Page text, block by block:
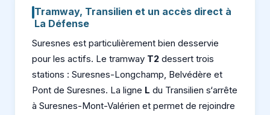
Tramway, Transilien et un accès direct à
La Défense
Suresnes est particulièrement bien desservie
pour les actifs. Le tramway T2 dessert trois
stations : Suresnes-Longchamp, Belvédère et
Pont de Suresnes. La ligne L du Transilien s‘arrête
à Suresnes-Mont-Valérien et permet de rejoindre